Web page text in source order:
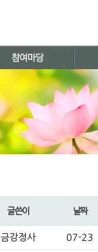
글쓴이 날짜
금강정사 07-23